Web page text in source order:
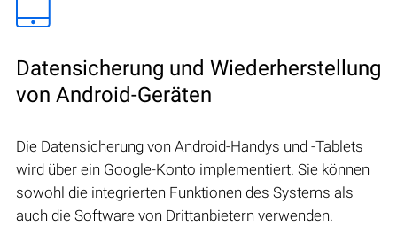
Datensicherung und Wiederherstellung
von Android-Geräten
Die Datensicherung von Android-Handys und -Tablets
wird über ein Google-Konto implementiert. Sie können
sowohl die integrierten Funktionen des Systems als
auch die Software von Drittanbietern verwenden.